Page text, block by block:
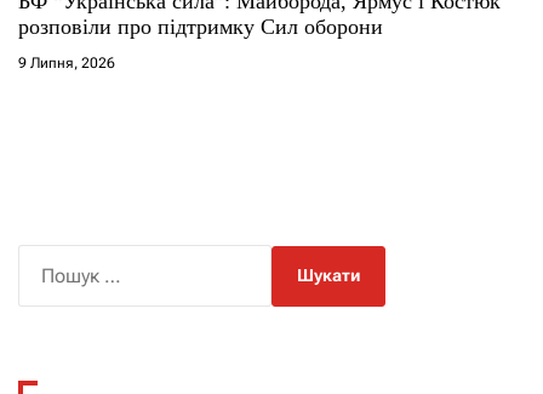
розповіли про підтримку Сил оборони
9 Липня, 2026
к